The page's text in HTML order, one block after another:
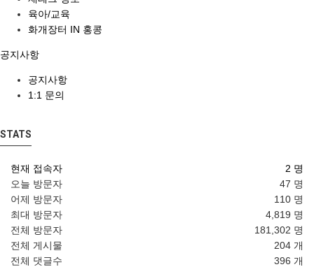
육아/교육
화개장터 IN 홍콩
공지사항
공지사항
1:1 문의
STATS
2 명
현재 접속자
47 명
오늘 방문자
110 명
어제 방문자
4,819 명
최대 방문자
181,302 명
전체 방문자
204 개
전체 게시물
396 개
전체 댓글수